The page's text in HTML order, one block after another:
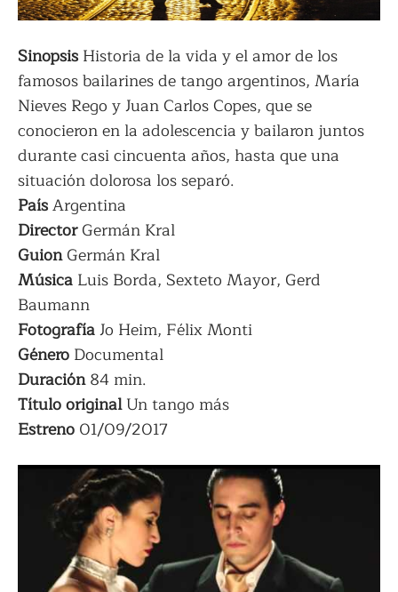
Sinopsis Historia de la vida y el amor de los
famosos bailarines de tango argentinos, María
Nieves Rego y Juan Carlos Copes, que se
conocieron en la adolescencia y bailaron juntos
durante casi cincuenta años, hasta que una
situación dolorosa los separó.
PaísArgentina
DirectorGermán Kral
GuionGermán Kral
Música Luis Borda, Sexteto Mayor, Gerd
Baumann
FotografíaJo Heim, Félix Monti
Género Documental
Duración84 min.
Título originalUn tango más
Estreno 01/09/2017